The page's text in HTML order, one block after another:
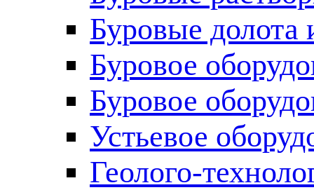
Буровые долота
Буровое
Буровое
Устьевое
Геолого-